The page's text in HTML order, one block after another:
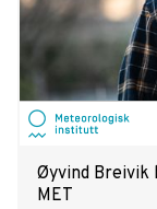
Øyvind Breivik
MET